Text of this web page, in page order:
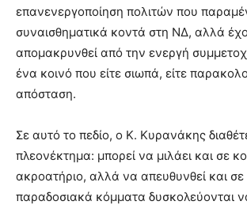
επανενεργοποίηση πολιτών που
συναισθηματικά κοντά στη ΝΔ, αλλά
απομακρυνθεί από την ενεργή
ένα κοινό που είτε σιωπά, είτε
απόσταση.
Σε αυτό το πεδίο, ο Κ. Κυρανάκης
πλεονέκτημα: μπορεί να μιλάει και σε
ακροατήριο, αλλά να απευθυνθεί και σε
παραδοσιακά κόμματα δυσκολεύονται